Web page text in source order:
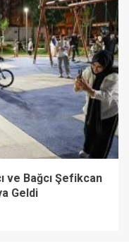
ve Bağcı Şefikcan
Geldi